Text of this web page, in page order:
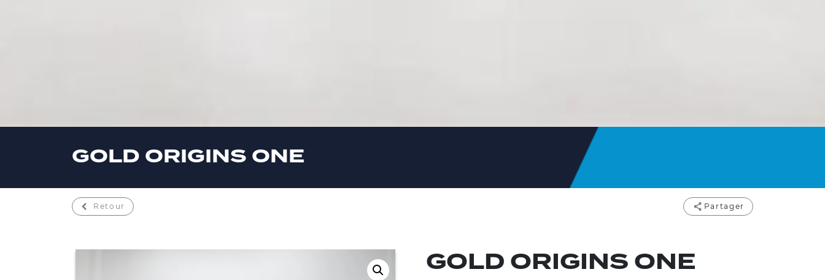
GOLD ORIGINS ONE
GOLD ORIGINS ONE
Retour Partager